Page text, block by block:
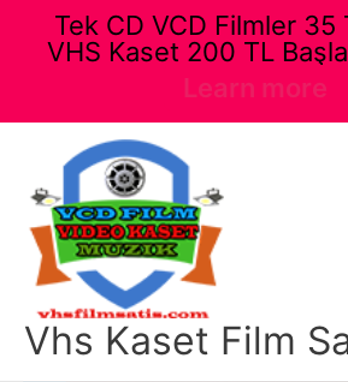
Vhs Kaset Film
Tek CD VCD Filmler 35
VHS Kaset 200 TL
Learn more